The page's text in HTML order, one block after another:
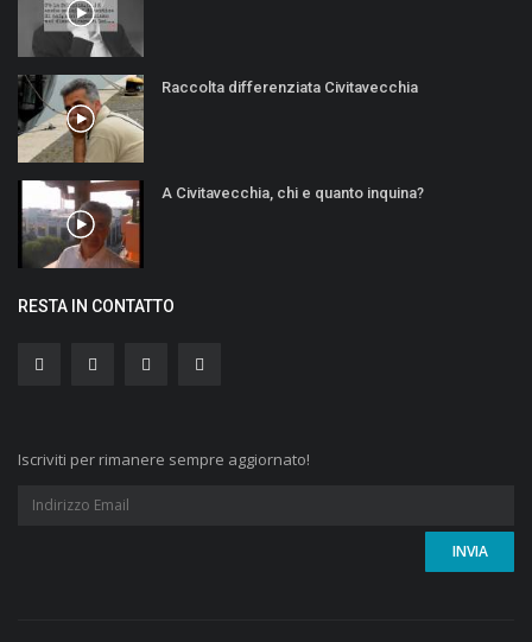
Raccolta differenziata Civitavecchia
A Civitavecchia, chi e quanto inquina?
RESTA IN CONTATTO
Iscriviti per rimanere sempre aggiornato!